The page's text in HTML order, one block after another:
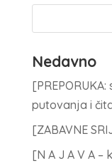
Nedavno
putovanja i
[ZABAVNE
[N A J A V A –